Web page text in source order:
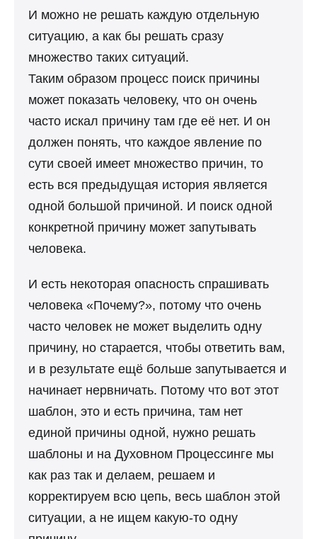
И можно не решать каждую отдельную
ситуацию, а как бы решать сразу
множество таких ситуаций.
Таким образом процесс поиск причины
может показать человеку, что он очень
часто искал причину там где её нет. И он
должен понять, что каждое явление по
сути своей имеет множество причин, то
есть вся предыдущая история является
одной большой причиной. И поиск одной
конкретной причину может запутывать
человека.
И есть некоторая опасность спрашивать
человека «Почему?», потому что очень
часто человек не может выделить одну
причину, но старается, чтобы ответить вам,
и в результате ещё больше запутывается и
начинает нервничать. Потому что вот этот
шаблон, это и есть причина, там нет
единой причины одной, нужно решать
шаблоны и на Духовном Процессинге мы
как раз так и делаем, решаем и
корректируем всю цепь, весь шаблон этой
ситуации, а не ищем какую-то одну